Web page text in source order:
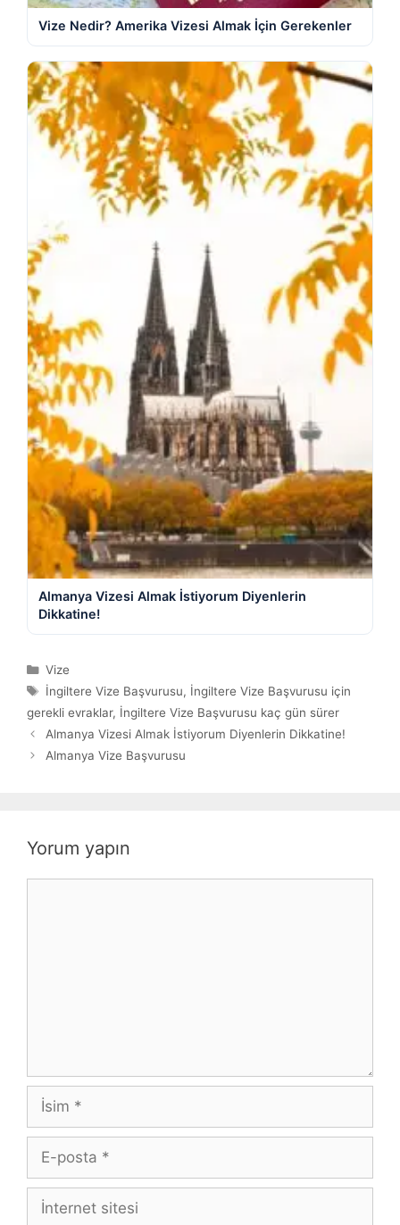
Vize Nedir? Amerika Vizesi Almak İçin Gerekenler
Almanya Vizesi Almak İstiyorum Diyenlerin
Dikkatine!
Kategoriler
Vize
Etiketler
İngiltere Vize Başvurusu, İngiltere Vize Başvurusu için
gerekli evraklar, İngiltere Vize Başvurusu kaç gün sürer
Almanya Vizesi Almak İstiyorum Diyenlerin Dikkatine!
Almanya Vize Başvurusu
Yorum yapın
İsim
posta
İnternet